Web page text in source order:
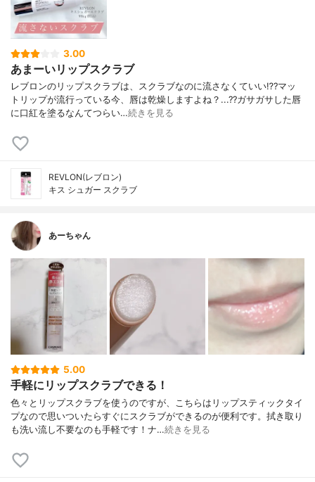
3.00
あまーいリップスクラブ
レブロンのリップスクラブは、スクラブなのに流さなくていい⁉︎?マッ
トリップが流行っている今、唇は乾燥しますよね？...??ガサガサした唇
に口紅を塗るなんてつらい…続きを見る
REVLON(レブロン)
キス シュガー スクラブ
あーちゃん
5.00
手軽にリップスクラブできる！
色々とリップスクラブを使うのですが、こちらはリップスティックタイ
プなので思いついたらすぐにスクラブができるのが便利です。拭き取り
も洗い流し不要なのも手軽です！ナ…続きを見る